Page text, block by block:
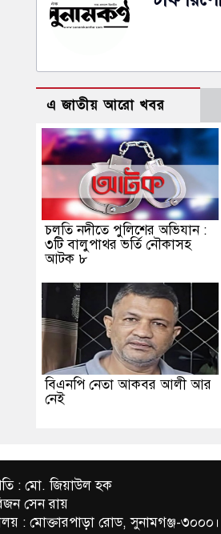
এ জাতীয় আরো খবর
চলতি নদীতে পুলিশের অভিযান :
৩টি বালুপাথর ভর্তি নৌকাসহ
আটক ৮
বিএনপি নেতা আকবর আলী আর
নেই
: মো. জিয়াউল হক
সেন রায়
: মোক্তারপাড়া রোড, সুনামগঞ্জ-৩০০০।